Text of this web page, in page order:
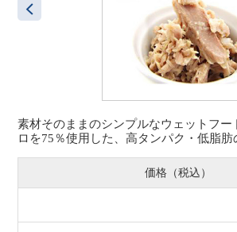
素材そのままのシンプルなウェットフー
ロを75％使用した、高タンパク・低脂肪
価格（税込）